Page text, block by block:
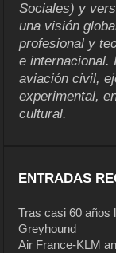
Sociales) y
una visión
profesional y
e internacional.
aviación civil,
experimental,
cultural.
ENTRADAS
Tras casi 60 años
Greyhound
Air France-KLM